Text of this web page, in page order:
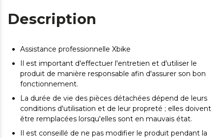
Description
Assistance professionnelle Xbike
Il est important d'effectuer l'entretien et d'utiliser le
produit de manière responsable afin d'assurer son bon
fonctionnement.
La durée de vie des pièces détachées dépend de leurs
conditions d'utilisation et de leur propreté ; elles doivent
être remplacées lorsqu'elles sont en mauvais état.
Il est conseillé de ne pas modifier le produit pendant la